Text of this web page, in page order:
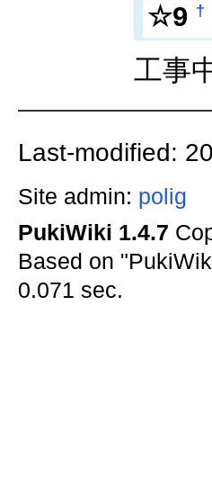
☆9 †
工事
Last-modified:
Site admin: polig
PukiWiki 1.4.7
Based on
0.071 sec.